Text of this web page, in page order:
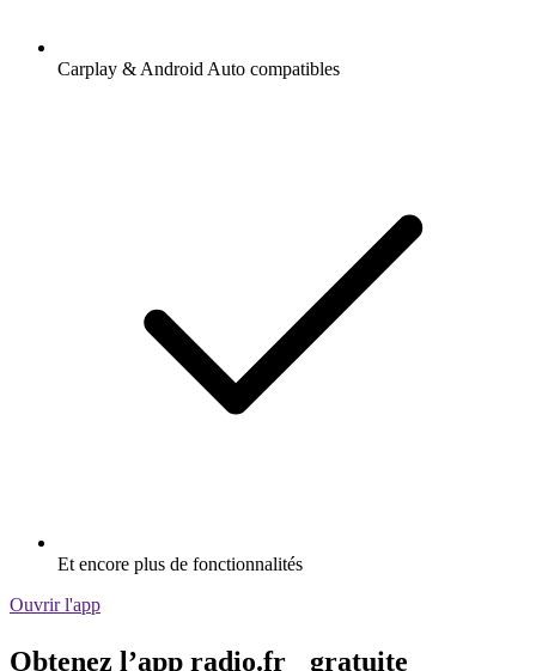
Carplay & Android Auto compatibles
Et encore plus de fonctionnalités
Ouvrir l'app
Obtenez l’app radio.fr gratuite